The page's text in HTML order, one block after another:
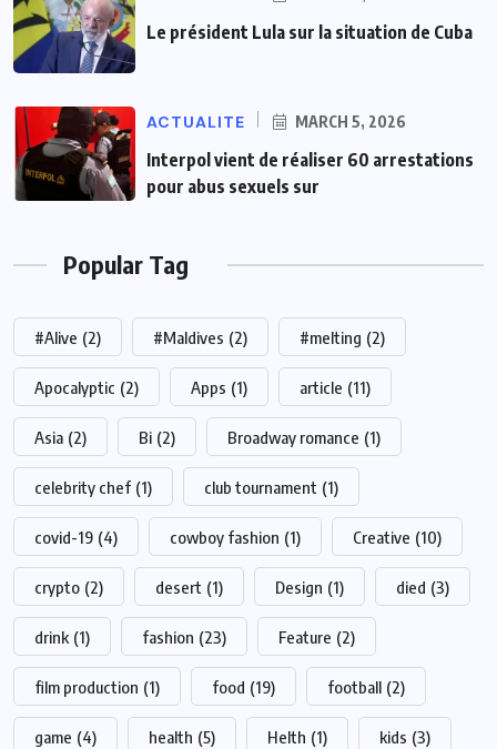
Le président Lula sur la situation de Cuba
ACTUALITE MARCH 5, 2026
Interpol vient de réaliser 60 arrestations
pour abus sexuels sur
Popular Tag
#Alive (2) #Maldives (2) #melting (2)
Apocalyptic (2) Apps (1) article (11)
Asia (2) Bi (2) Broadway romance (1)
celebrity chef (1) club tournament (1)
covid-19 (4) cowboy fashion (1) Creative (10)
crypto (2) desert (1) Design (1) died (3)
drink (1) fashion (23) Feature (2)
film production (1) food (19) football (2)
game (4) health (5) Helth (1) kids (3)